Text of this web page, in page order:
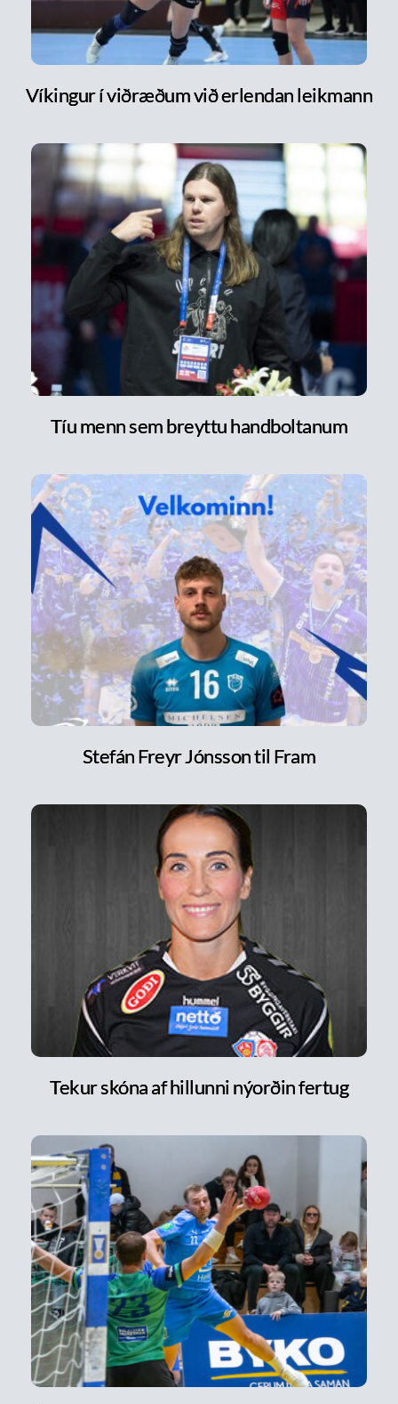
Víkingur í viðræðum við erlendan leikmann
Tíu menn sem breyttu handboltanum
Stefán Freyr Jónsson til Fram
Tekur skóna af hillunni nýorðin fertug